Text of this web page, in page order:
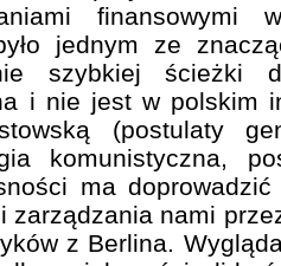
jednym ze
szybkiej ścieżki
i nie jest w polskim
(postulaty
komunistyczna,
ma
zarządzania nami
z Berlina.